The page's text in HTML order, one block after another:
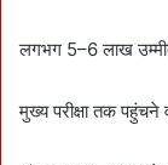
लगभग 5–6 लाख
मुख्य परीक्षा तक